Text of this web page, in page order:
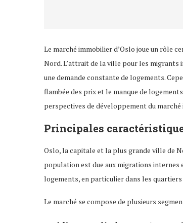
Le marché immobilier d’Oslo joue un rôle
Nord. L’attrait de la ville pour les migrants
une demande constante de logements.
flambée des prix et le manque de
perspectives de développement du marché
Principales
Oslo, la capitale et la plus grande ville de
population est due aux migrations internes
logements, en particulier dans les
Le marché se compose de plusieurs